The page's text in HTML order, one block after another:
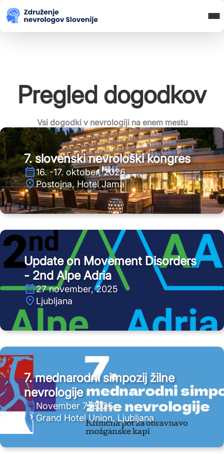
Blog in novice
Koledar Dogodkov
Pregled dogodkov
Vsi dogodki v nevrologiji na enem mestu
7. slovenski nevrološki kongres
16. -17. oktober, 2026
Postojna, Hotel Jama
Update on Movement Disorders
- 2nd Alpe Adria
27 november, 2025
Ljubljana
7. mednarodni simpozij žilne
nevrologije
November 7, 2025
Grand Hotel Union, Ljubljana